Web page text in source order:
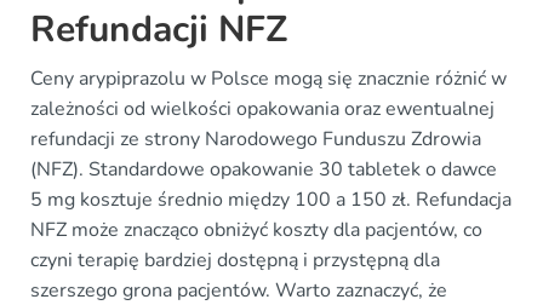
Refundacji NFZ
Ceny arypiprazolu w Polsce mogą się znacznie różnić w
zależności od wielkości opakowania oraz ewentualnej
refundacji ze strony Narodowego Funduszu Zdrowia
(NFZ). Standardowe opakowanie 30 tabletek o dawce
5 mg kosztuje średnio między 100 a 150 zł. Refundacja
NFZ może znacząco obniżyć koszty dla pacjentów, co
czyni terapię bardziej dostępną i przystępną dla
szerszego grona pacjentów. Warto zaznaczyć, że